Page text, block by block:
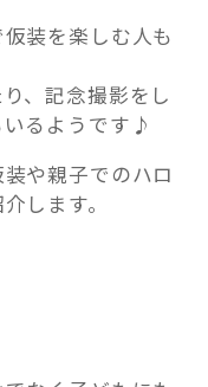
装を楽しむ人も
、記念撮影をし
るようです♪
や親子でのハロ
します。